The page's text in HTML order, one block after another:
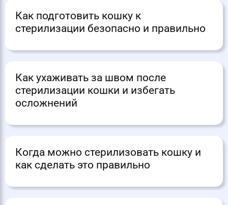
Как подготовить кошку к
стерилизации безопасно и правильно
Как ухаживать за швом после
стерилизации кошки и избегать
осложнений
Когда можно стерилизовать кошку и
как сделать это правильно